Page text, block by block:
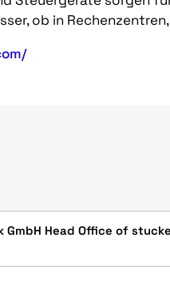
ob in
Head Office of